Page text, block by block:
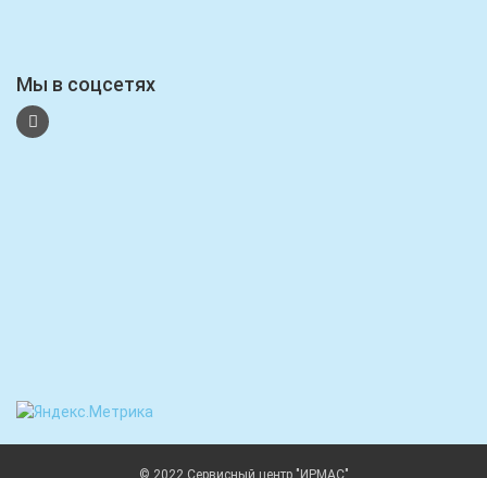
Мы в соцсетях
© 2022 Сервисный центр "ИРМАС"